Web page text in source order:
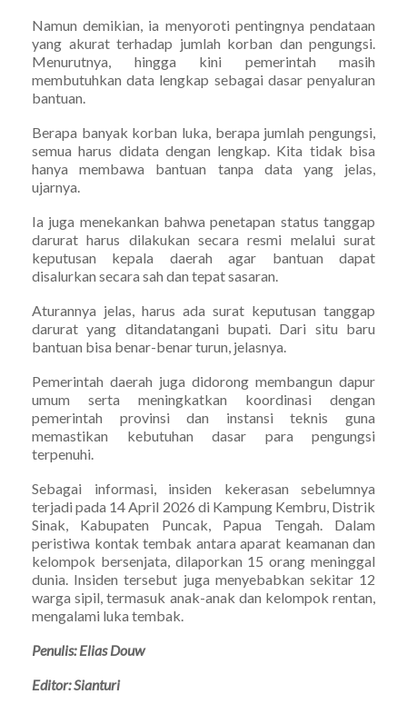
Namun demikian, ia menyoroti pentingnya pendataan
yang akurat terhadap jumlah korban dan pengungsi.
Menurutnya, hingga kini pemerintah masih
membutuhkan data lengkap sebagai dasar penyaluran
bantuan.
Berapa banyak korban luka, berapa jumlah pengungsi,
semua harus didata dengan lengkap. Kita tidak bisa
hanya membawa bantuan tanpa data yang jelas,
ujarnya.
Ia juga menekankan bahwa penetapan status tanggap
darurat harus dilakukan secara resmi melalui surat
keputusan kepala daerah agar bantuan dapat
disalurkan secara sah dan tepat sasaran.
Aturannya jelas, harus ada surat keputusan tanggap
darurat yang ditandatangani bupati. Dari situ baru
bantuan bisa benar-benar turun, jelasnya.
Pemerintah daerah juga didorong membangun dapur
umum serta meningkatkan koordinasi dengan
pemerintah provinsi dan instansi teknis guna
memastikan kebutuhan dasar para pengungsi
terpenuhi.
Sebagai informasi, insiden kekerasan sebelumnya
terjadi pada 14 April 2026 di Kampung Kembru, Distrik
Sinak, Kabupaten Puncak, Papua Tengah. Dalam
peristiwa kontak tembak antara aparat keamanan dan
kelompok bersenjata, dilaporkan 15 orang meninggal
dunia. Insiden tersebut juga menyebabkan sekitar 12
warga sipil, termasuk anak-anak dan kelompok rentan,
mengalami luka tembak.
Penulis: Elias Douw
Editor: Sianturi